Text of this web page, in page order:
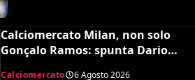
Calciomercato Milan, non solo
Gonçalo Ramos: spunta Dario
Calciomercato 6 Agosto 2026